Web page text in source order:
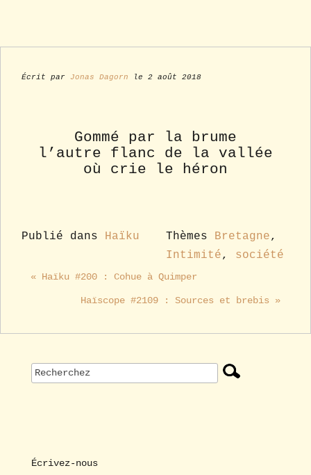
Écrit par Jonas Dagorn le 2 août 2018
Gommé par la brume
l’autre flanc de la vallée
où crie le héron
Publié dans Haïku Thèmes Bretagne,
Intimité, société
« Haïku #200 : Cohue à Quimper
Haïscope #2109 : Sources et brebis »
Écrivez-nous